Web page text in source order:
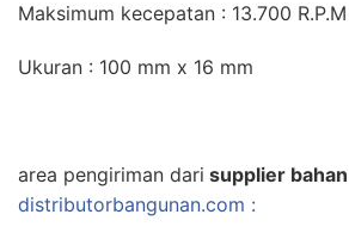
Maksimum kecepatan : 13.700
Ukuran : 100 mm x 16 mm
area pengiriman dari supplier
distributorbangunan.com :